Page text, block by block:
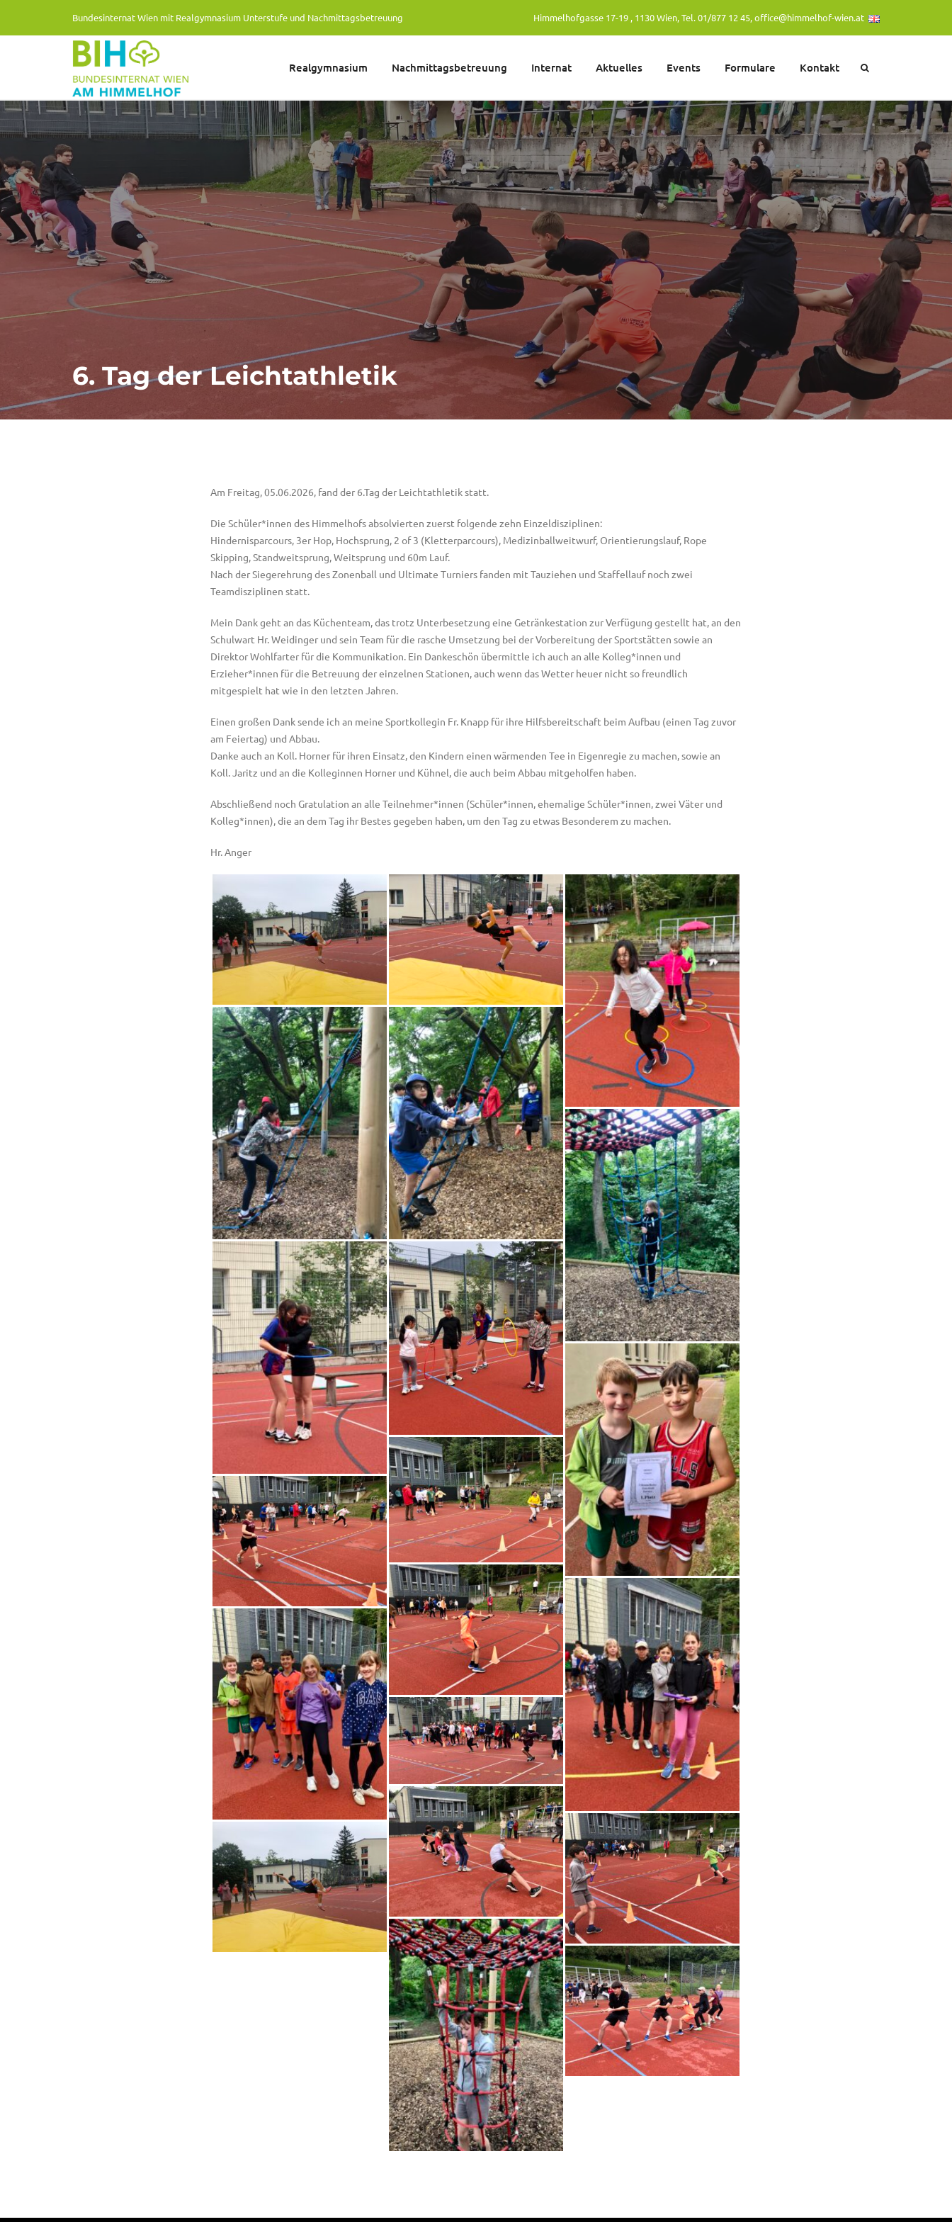
Bundesinternat Wien mit Realgymnasium Unterstufe und Nachmittagsbetreuung Himmelhofgasse 17-19 , 1130 Wien, Tel. 01/877 12 45,office@himmelhof-wien.at
Realgymnasium Nachmittagsbetreuung Internat Aktuelles Events Formulare Kontakt
6. Tag der Leichtathletik
Am Freitag, 05.06.2026, fand der 6.Tag der Leichtathletik statt.
Die Schüler*innen des Himmelhofs absolvierten zuerst folgende zehn Einzeldisziplinen:
Hindernisparcours, 3er Hop, Hochsprung, 2 of 3 (Kletterparcours), Medizinballweitwurf, Orientierungslauf, Rope
Skipping, Standweitsprung, Weitsprung und 60m Lauf.
Nach der Siegerehrung des Zonenball und Ultimate Turniers fanden mit Tauziehen und Staffellauf noch zwei
Teamdisziplinen statt.
Mein Dank geht an das Küchenteam, das trotz Unterbesetzung eine Getränkestation zur Verfügung gestellt hat, an den
Schulwart Hr. Weidinger und sein Team für die rasche Umsetzung bei der Vorbereitung der Sportstätten sowie an
Direktor Wohlfarter für die Kommunikation. Ein Dankeschön übermittle ich auch an alle Kolleg*innen und
Erzieher*innen für die Betreuung der einzelnen Stationen, auch wenn das Wetter heuer nicht so freundlich
mitgespielt hat wie in den letzten Jahren.
Einen großen Dank sende ich an meine Sportkollegin Fr. Knapp für ihre Hilfsbereitschaft beim Aufbau (einen Tag zuvor
am Feiertag) und Abbau.
Danke auch an Koll. Horner für ihren Einsatz, den Kindern einen wärmenden Tee in Eigenregie zu machen, sowie an
Koll. Jaritz und an die Kolleginnen Horner und Kühnel, die auch beim Abbau mitgeholfen haben.
Abschließend noch Gratulation an alle Teilnehmer*innen (Schüler*innen, ehemalige Schüler*innen, zwei Väter und
Kolleg*innen), die an dem Tag ihr Bestes gegeben haben, um den Tag zu etwas Besonderem zu machen.
Hr. Anger